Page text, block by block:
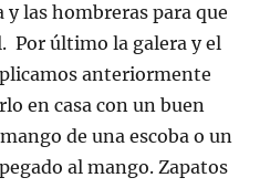
las hombreras para que
Por último la galera y el
anteriormente
en casa con un buen
de una escoba o un
al mango. Zapatos